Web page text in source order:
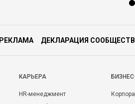
РЕКЛАМА ДЕКЛАРАЦИЯ
КАРЬЕРА
HR-менеджмент